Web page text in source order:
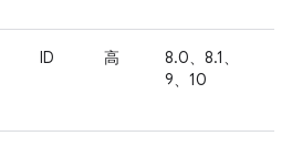
ID 高
8.0、8.1、
9、10